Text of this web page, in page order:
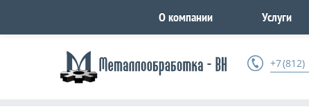
О компании Услуги
+7 (812)